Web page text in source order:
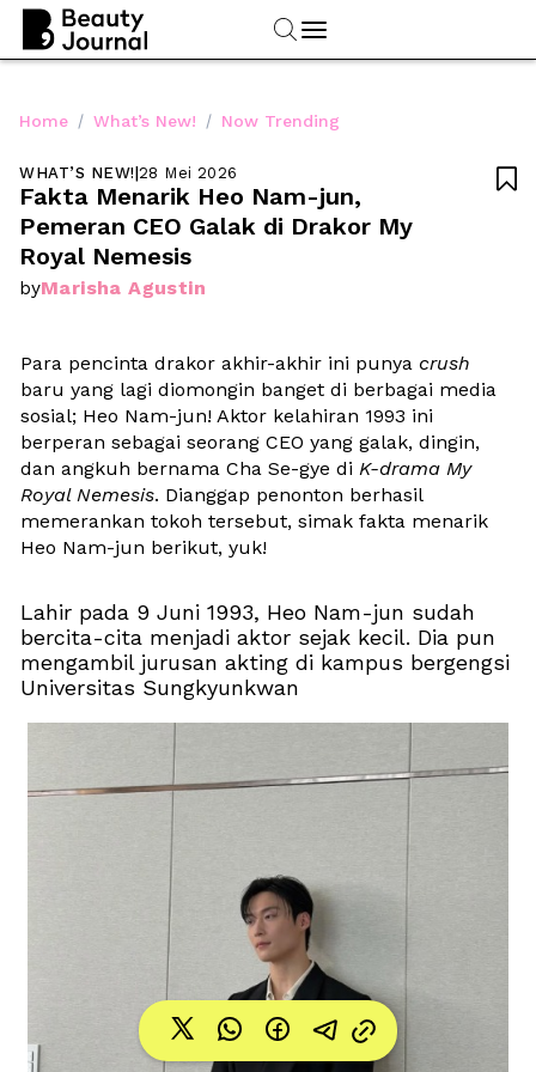
Home / What’s New! / Now Trending
WHAT’S NEW!|28 Mei 2026
Fakta Menarik Heo Nam-jun,
Pemeran CEO Galak di Drakor My
Royal Nemesis
byMarisha Agustin

Para pencinta drakor akhir-akhir ini punya crush
baru yang lagi diomongin banget di berbagai media
sosial; Heo Nam-jun! Aktor kelahiran 1993 ini
berperan sebagai seorang CEO yang galak, dingin,
dan angkuh bernama Cha Se-gye di K-drama My
Royal Nemesis. Dianggap penonton berhasil
memerankan tokoh tersebut, simak fakta menarik
Heo Nam-jun berikut, yuk!
Lahir pada 9 Juni 1993, Heo Nam-jun sudah
bercita-cita menjadi aktor sejak kecil. Dia pun
mengambil jurusan akting di kampus bergengsi
Universitas Sungkyunkwan